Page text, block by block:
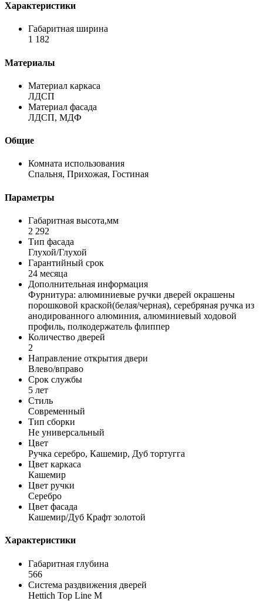
Характеристики
Габаритная ширина
1 182
Материалы
Материал каркаса
ЛДСП
Материал фасада
ЛДСП, МДФ
Общие
Комната использования
Спальня, Прихожая, Гостиная
Параметры
Габаритная высота,мм
2 292
Тип фасада
Глухой/Глухой
Гарантийный срок
24 месяца
Дополнительная информация
Фурнитура: алюминиевые ручки дверей окрашены
порошковой краской(белая/черная), серебряная ручка из
анодированного алюминия, алюминиевый ходовой
профиль, полкодержатель флиппер
Количество дверей
2
Направление открытия двери
Влево/вправо
Срок службы
5 лет
Стиль
Современный
Тип сборки
Не универсальный
Цвет
Ручка серебро, Кашемир, Дуб тортугга
Цвет каркаса
Кашемир
Цвет ручки
Серебро
Цвет фасада
Кашемир/Дуб Крафт золотой
Характеристики
Габаритная глубина
566
Система раздвижения дверей
Hettich Top Line M